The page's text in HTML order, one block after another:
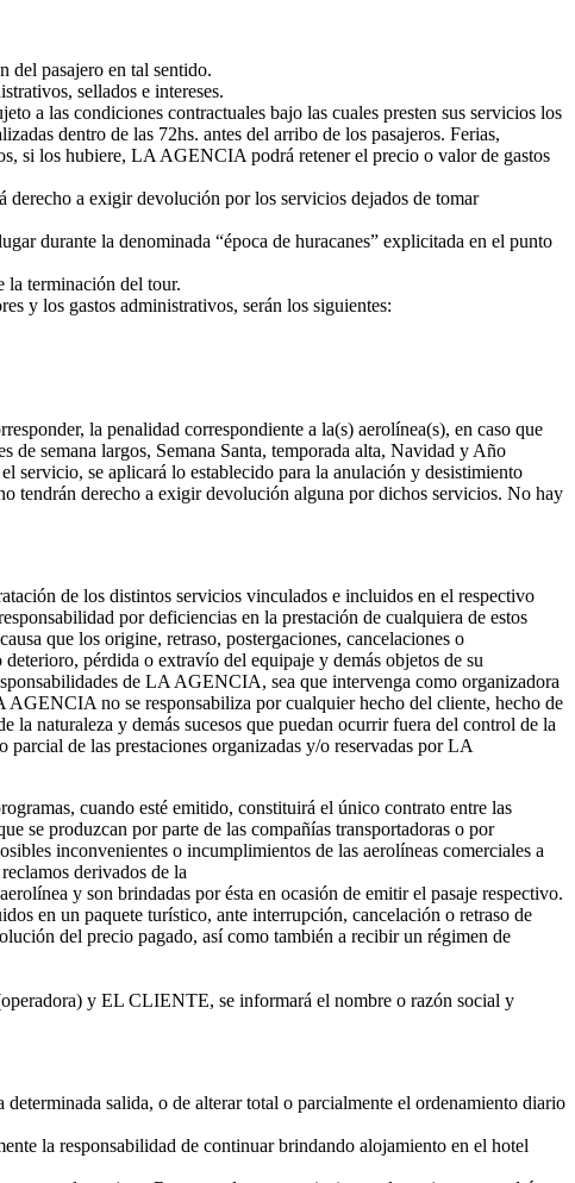
del pasajero en tal sentido.
sellados e intereses.
a las condiciones contractuales bajo las cuales presten sus servicios los
dentro de las 72hs. antes del arribo de los pasajeros. Ferias,
si los hubiere, LA AGENCIA podrá retener el precio o valor de gastos
a exigir devolución por los servicios dejados de tomar
durante la denominada “época de huracanes” explicitada en el punto
la terminación del tour.
y los gastos administrativos, serán los siguientes:
la penalidad correspondiente a la(s) aerolínea(s), en caso que
de semana largos, Semana Santa, temporada alta, Navidad y Año
servicio, se aplicará lo establecido para la anulación y desistimiento
tendrán derecho a exigir devolución alguna por dichos servicios. No hay
de los distintos servicios vinculados e incluidos en el respectivo
por deficiencias en la prestación de cualquiera de estos
que los origine, retraso, postergaciones, cancelaciones o
pérdida o extravío del equipaje y demás objetos de su
de LA AGENCIA, sea que intervenga como organizadora
no se responsabiliza por cualquier hecho del cliente, hecho de
la naturaleza y demás sucesos que puedan ocurrir fuera del control de la
de las prestaciones organizadas y/o reservadas por LA
cuando esté emitido, constituirá el único contrato entre las
se produzcan por parte de las compañías transportadoras o por
inconvenientes o incumplimientos de las aerolíneas comerciales a
derivados de la
y son brindadas por ésta en ocasión de emitir el pasaje respectivo.
en un paquete turístico, ante interrupción, cancelación o retraso de
del precio pagado, así como también a recibir un régimen de
y EL CLIENTE, se informará el nombre o razón social y
salida, o de alterar total o parcialmente el ordenamiento diario
la responsabilidad de continuar brindando alojamiento en el hotel